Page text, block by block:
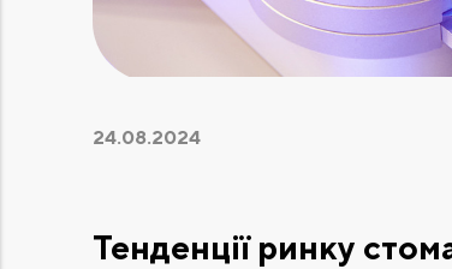
24.08.2024
Тенденції ринку